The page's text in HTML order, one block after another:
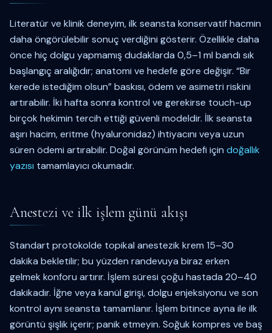
Literatür ve klinik deneyim, ilk seansta konservatif hacmin
daha öngörülebilir sonuç verdiğini gösterir. Özellikle daha
önce hiç dolgu yapmamış dudaklarda 0,5–1 ml bandı sık
başlangıç aralığıdır; anatomi ve hedefe göre değişir. “Bir
kerede istediğim olsun” baskısı, ödem ve asimetri riskini
artırabilir. İki hafta sonra kontrol ve gerekirse touch-up
birçok hekimin tercih ettiği güvenli modeldir. İlk seansta
aşırı hacim, eritme (hyaluronidaz) ihtiyacını veya uzun
süren ödemi artırabilir. Doğal görünüm hedefi için doğallık
yazısı tamamlayıcı okumadır.
Anestezi ve ilk işlem günü akışı
Standart protokolde topikal anestezik krem 15–30
dakika bekletilir; bu yüzden randevuya biraz erken
gelmek konforu artırır. İşlem süresi çoğu hastada 20–40
dakikadır. İğne veya kanül girişi, dolgu enjeksiyonu ve son
kontrol aynı seansta tamamlanır. İşlem bitince ayna ile ilk
görüntü şişlik içerir; panik etmeyin. Soğuk kompres ve baş